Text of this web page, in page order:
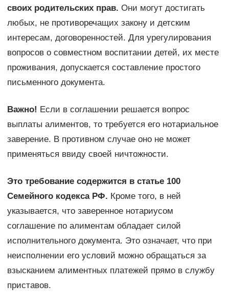
своих родительских прав. Они могут достигать
любых, не противоречащих закону и детским
интересам, договоренностей. Для урегулирования
вопросов о совместном воспитании детей, их месте
проживания, допускается составление простого
письменного документа.
Важно! Если в соглашении решается вопрос
выплаты алиментов, то требуется его нотариальное
заверение. В противном случае оно не может
применяться ввиду своей ничтожности.
Это требование содержится в статье 100
Семейного кодекса РФ. Кроме того, в ней
указывается, что заверенное нотариусом
соглашение по алиментам обладает силой
исполнительного документа. Это означает, что при
неисполнении его условий можно обращаться за
взысканием алиментных платежей прямо в службу
приставов.